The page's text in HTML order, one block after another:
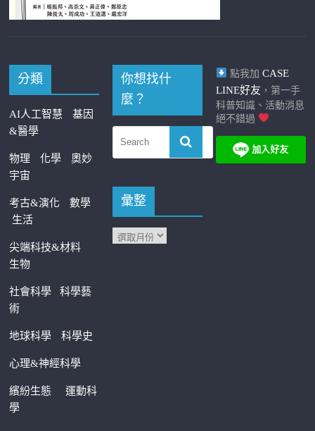
分類
AI人工智慧
基因
&醫學
物理 化學
奧妙
宇宙
考古&演化
數學
生活
尖端科技&材料
生物
社會科學科學藝
術
地球科學 科學史
心理&神經科學
繽紛生態運動科
學
你想找什
麼？
彙整
點我加 CASE
LINE好友 ，第一手
科普知識、活動消息
絕不錯過